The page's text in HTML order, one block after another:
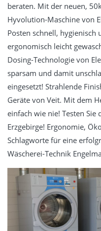
beraten. Mit der neuen,
Hyvolution-Maschine von
Posten schnell, hygienisch
ergonomisch leicht
Dosing-Technologie von
sparsam und damit
eingesetzt! Strahlende
Geräte von Veit. Mit dem
einfach wie nie! Testen Sie
Erzgebirge! Ergonomie,
Schlagworte für eine
Wäscherei-Technik